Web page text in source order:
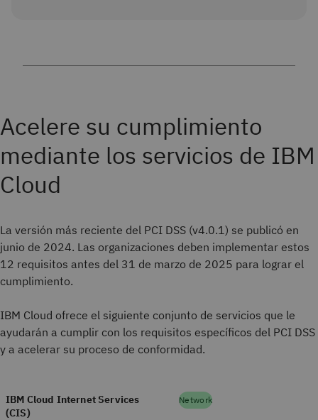
Acelere su cumplimiento
mediante los servicios de IBM
Cloud
La versión más reciente del PCI DSS (v4.0.1) se publicó en
junio de 2024. Las organizaciones deben implementar estos
12 requisitos antes del 31 de marzo de 2025 para lograr el
cumplimiento.
IBM Cloud ofrece el siguiente conjunto de servicios que le
ayudarán a cumplir con los requisitos específicos del PCI DSS
y a acelerar su proceso de conformidad.
IBM Cloud Internet Services
(CIS)
Network